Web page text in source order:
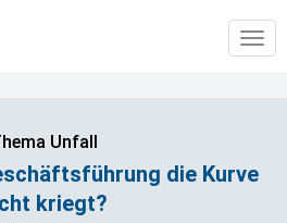
Unfall
die Kurve
kriegt?